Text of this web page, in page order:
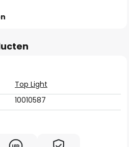
Top Light
10010587